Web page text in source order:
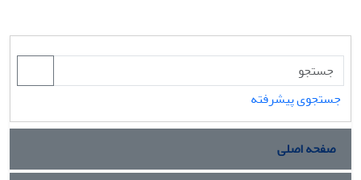
جستجوی پیشرفته
صفحه اصلی